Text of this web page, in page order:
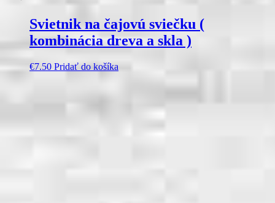
Svietnik na čajovú sviečku (
kombinácia dreva a skla )
€7.50 Pridať do košíka